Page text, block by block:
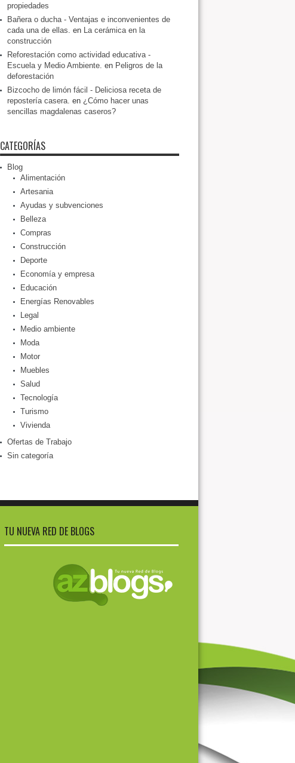
propiedades
Bañera o ducha - Ventajas e inconvenientes de
cada una de ellas. en La cerámica en la
construcción
Reforestación como actividad educativa -
Escuela y Medio Ambiente. en Peligros de la
deforestación
Bizcocho de limón fácil - Deliciosa receta de
repostería casera. en ¿Cómo hacer unas
sencillas magdalenas caseros?
CATEGORÍAS
Blog
Alimentación
Artesania
Ayudas y subvenciones
Belleza
Compras
Construcción
Deporte
Economía y empresa
Educación
Energías Renovables
Legal
Medio ambiente
Moda
Motor
Muebles
Salud
Tecnología
Turismo
Vivienda
Ofertas de Trabajo
Sin categoría
TU NUEVA RED DE BLOGS